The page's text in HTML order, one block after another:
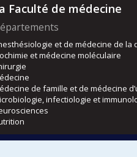
Faculté de médecine
et de médecine de la
et médecine moléculaire
de famille et de médecine
infectiologie et